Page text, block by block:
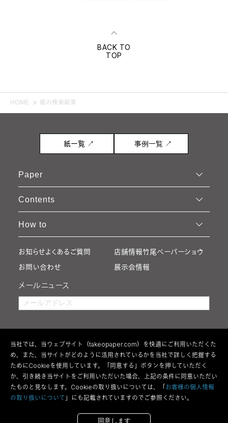
BACK TO
TOP
HOME 紙の検索結果
紙一覧 ↗ 事例一覧 ↗
Paper
Contents
How to
お知らせよくあるご質問
お問い合わせ
店舗情報竹尾ペーパーショウ
展示会情報
メールニュース
Copyright 2026 Takeo Co.,Ltd All Rights Reserved.
当社では、当ウェブサイト（takeopaper.com）を快適にご利用いただくた
め、また、当サイトがどのように活用されているかを当社で詳しく把握する
ためにCookieを使用しています。「同意する」ボタンを押していただく
か、引き続き当サイトをご利用いただいた場合、上記の条件に同意いただい
たものと見なします。Cookieの取り扱いについては、「 お客様の個人情報
の取り扱いについて 」にも記載されていますのでご参照ください。
同意します